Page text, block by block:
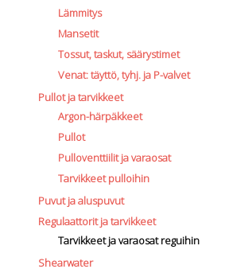
Lämmitys
Mansetit
Tossut, taskut, säärystimet
Venat: täyttö, tyhj. ja P-valvet
Pullot ja tarvikkeet
Argon-härpäkkeet
Pullot
Pulloventtiilit ja varaosat
Tarvikkeet pulloihin
Puvut ja aluspuvut
Regulaattorit ja tarvikkeet
Tarvikkeet ja varaosat reguihin
Shearwater